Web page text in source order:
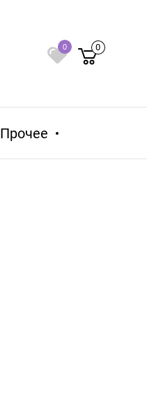
0 0
Прочее